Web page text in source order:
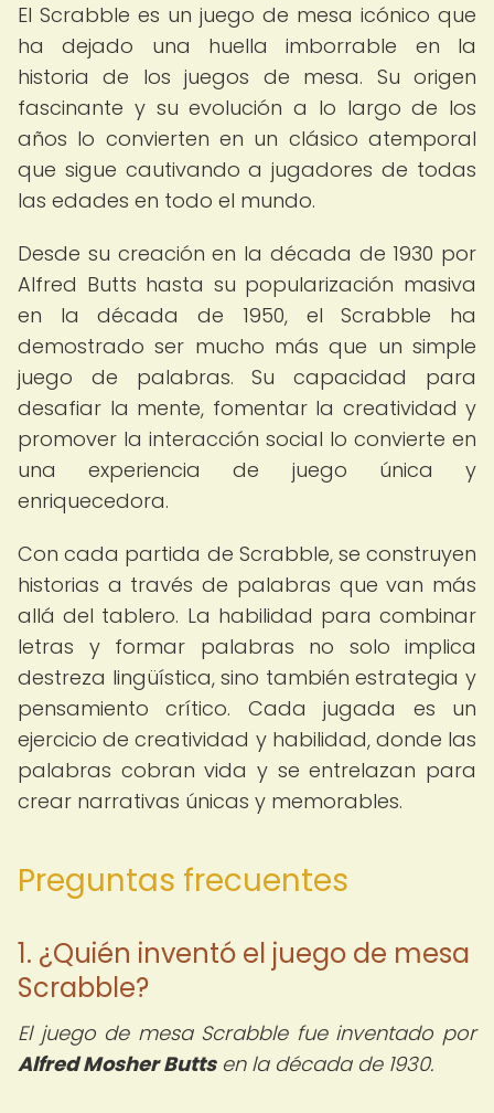
El Scrabble es un juego de mesa icónico que
ha dejado una huella imborrable en la
historia de los juegos de mesa. Su origen
fascinante y su evolución a lo largo de los
años lo convierten en un clásico atemporal
que sigue cautivando a jugadores de todas
las edades en todo el mundo.
Desde su creación en la década de 1930 por
Alfred Butts hasta su popularización masiva
en la década de 1950, el Scrabble ha
demostrado ser mucho más que un simple
juego de palabras. Su capacidad para
desafiar la mente, fomentar la creatividad y
promover la interacción social lo convierte en
una experiencia de juego única y
enriquecedora.
Con cada partida de Scrabble, se construyen
historias a través de palabras que van más
allá del tablero. La habilidad para combinar
letras y formar palabras no solo implica
destreza lingüística, sino también estrategia y
pensamiento crítico. Cada jugada es un
ejercicio de creatividad y habilidad, donde las
palabras cobran vida y se entrelazan para
crear narrativas únicas y memorables.
Preguntas frecuentes
1. ¿Quién inventó el juego de mesa
Scrabble?
El juego de mesa Scrabble fue inventado por
Alfred Mosher Buttsen la década de 1930.